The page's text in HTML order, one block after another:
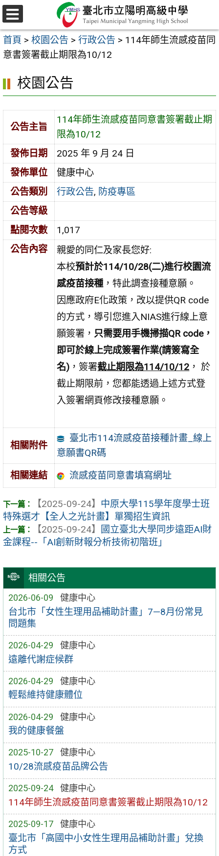
跳
至
主
要
容
區
選
單
首頁 > 校園公告 > 行政公告 > 114年師生流感疫苗同
意書簽署截止期限為10/12
相關公告
2026-06-09 健康中心
台北市「女性生理用品補助計畫」7—8月份常見
問題集
2026-04-29 健康中心
遠離代謝症候群
2026-04-29 健康中心
輕鬆維持健康體位
2026-04-29 健康中心
我的健康餐盤
2025-10-27 健康中心
10/28流感疫苗品牌公告
2025-09-24 健康中心
114年師生流感疫苗同意書簽署截止期限為10/12
2025-09-17 健康中心
臺北市「高國中小女性生理用品補助計畫」兌換
方式
校園公告
公告主旨
114年師生流感疫苗同意書簽署截止期
限為10/12
發佈日期
2025 年 9 月 24 日
發佈單位
健康中心
公告類別
行政公告, 防疫專區
公告等級
點閱次數
1,017
公告內容
親愛的同仁及家長您好:
本校預計於114/10/28(二)進行校園流
感疫苗接種，特此調查接種意願。
因應政府E化政策，改以提供QR code
的方式，導引您進入NIAS進行線上意
願簽署， 只需要用手機掃描QR code，
即可於線上完成簽署作業(請簽寫全
名) ，簽署截止期限為114/10/12 ， 於
截止期限前，您都能透過上述方式登
入簽署網頁修改接種意願。
相關附件
臺北市114流感疫苗接種計畫_線上
意願書QR碼
相關連結 流感疫苗同意書填寫網址
【2025-09-24】 中原大學115學年度學士班
特殊選才【全人之光計畫】單獨招生資訊
【2025-09-24】
國立臺北大學同步遠距AI財
金課程--「AI創新財報分析技術初階班」